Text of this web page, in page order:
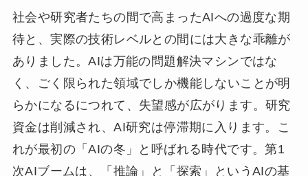
社会や研究者たちの間で高まったAIへの過度な期
待と、実際の技術レベルとの間には大きな乖離が
ありました。AIは万能の問題解決マシンではな
く、ごく限られた領域でしか機能しないことが明
らかになるにつれて、失望感が広がります。研究
資金は削減され、AI研究は停滞期に入ります。こ
れが最初の「AIの冬」と呼ばれる時代です。第1
次AIブームは、「推論」と「探索」というAIの基